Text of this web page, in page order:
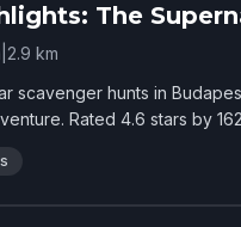
The
2.9 km
scavenger hunts in
Rated 4.6 stars by